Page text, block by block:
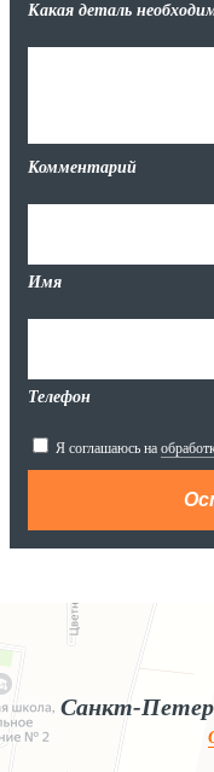
Какая деталь
Комментарий
Имя
Телефон
Я соглашаюсь на
Яндекс.Карты
Яндекс.Карты — поиск мест и
Санкт-